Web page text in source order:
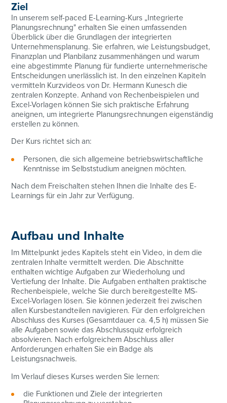
Ziel
In unserem self-paced E-Learning-Kurs „Integrierte
Planungsrechnung" erhalten Sie einen umfassenden
Überblick über die Grundlagen der integrierten
Unternehmensplanung. Sie erfahren, wie Leistungsbudget,
Finanzplan und Planbilanz zusammenhängen und warum
eine abgestimmte Planung für fundierte unternehmerische
Entscheidungen unerlässlich ist. In den einzelnen Kapiteln
vermitteln Kurzvideos von Dr. Hermann Kunesch die
zentralen Konzepte. Anhand von Rechenbeispielen und
Excel-Vorlagen können Sie sich praktische Erfahrung
aneignen, um integrierte Planungsrechnungen eigenständig
erstellen zu können.
Der Kurs richtet sich an:
Personen, die sich allgemeine betriebswirtschaftliche
Kenntnisse im Selbststudium aneignen möchten.
Nach dem Freischalten stehen Ihnen die Inhalte des E-
Learnings für ein Jahr zur Verfügung.
Aufbau und Inhalte
Im Mittelpunkt jedes Kapitels steht ein Video, in dem die
zentralen Inhalte vermittelt werden. Die Abschnitte
enthalten wichtige Aufgaben zur Wiederholung und
Vertiefung der Inhalte. Die Aufgaben enthalten praktische
Rechenbeispiele, welche Sie durch bereitgestellte MS-
Excel-Vorlagen lösen. Sie können jederzeit frei zwischen
allen Kursbestandteilen navigieren. Für den erfolgreichen
Abschluss des Kurses (Gesamtdauer ca. 4,5 h) müssen Sie
alle Aufgaben sowie das Abschlussquiz erfolgreich
absolvieren. Nach erfolgreichem Abschluss aller
Anforderungen erhalten Sie ein Badge als
Leistungsnachweis.
Im Verlauf dieses Kurses werden Sie lernen:
die Funktionen und Ziele der integrierten